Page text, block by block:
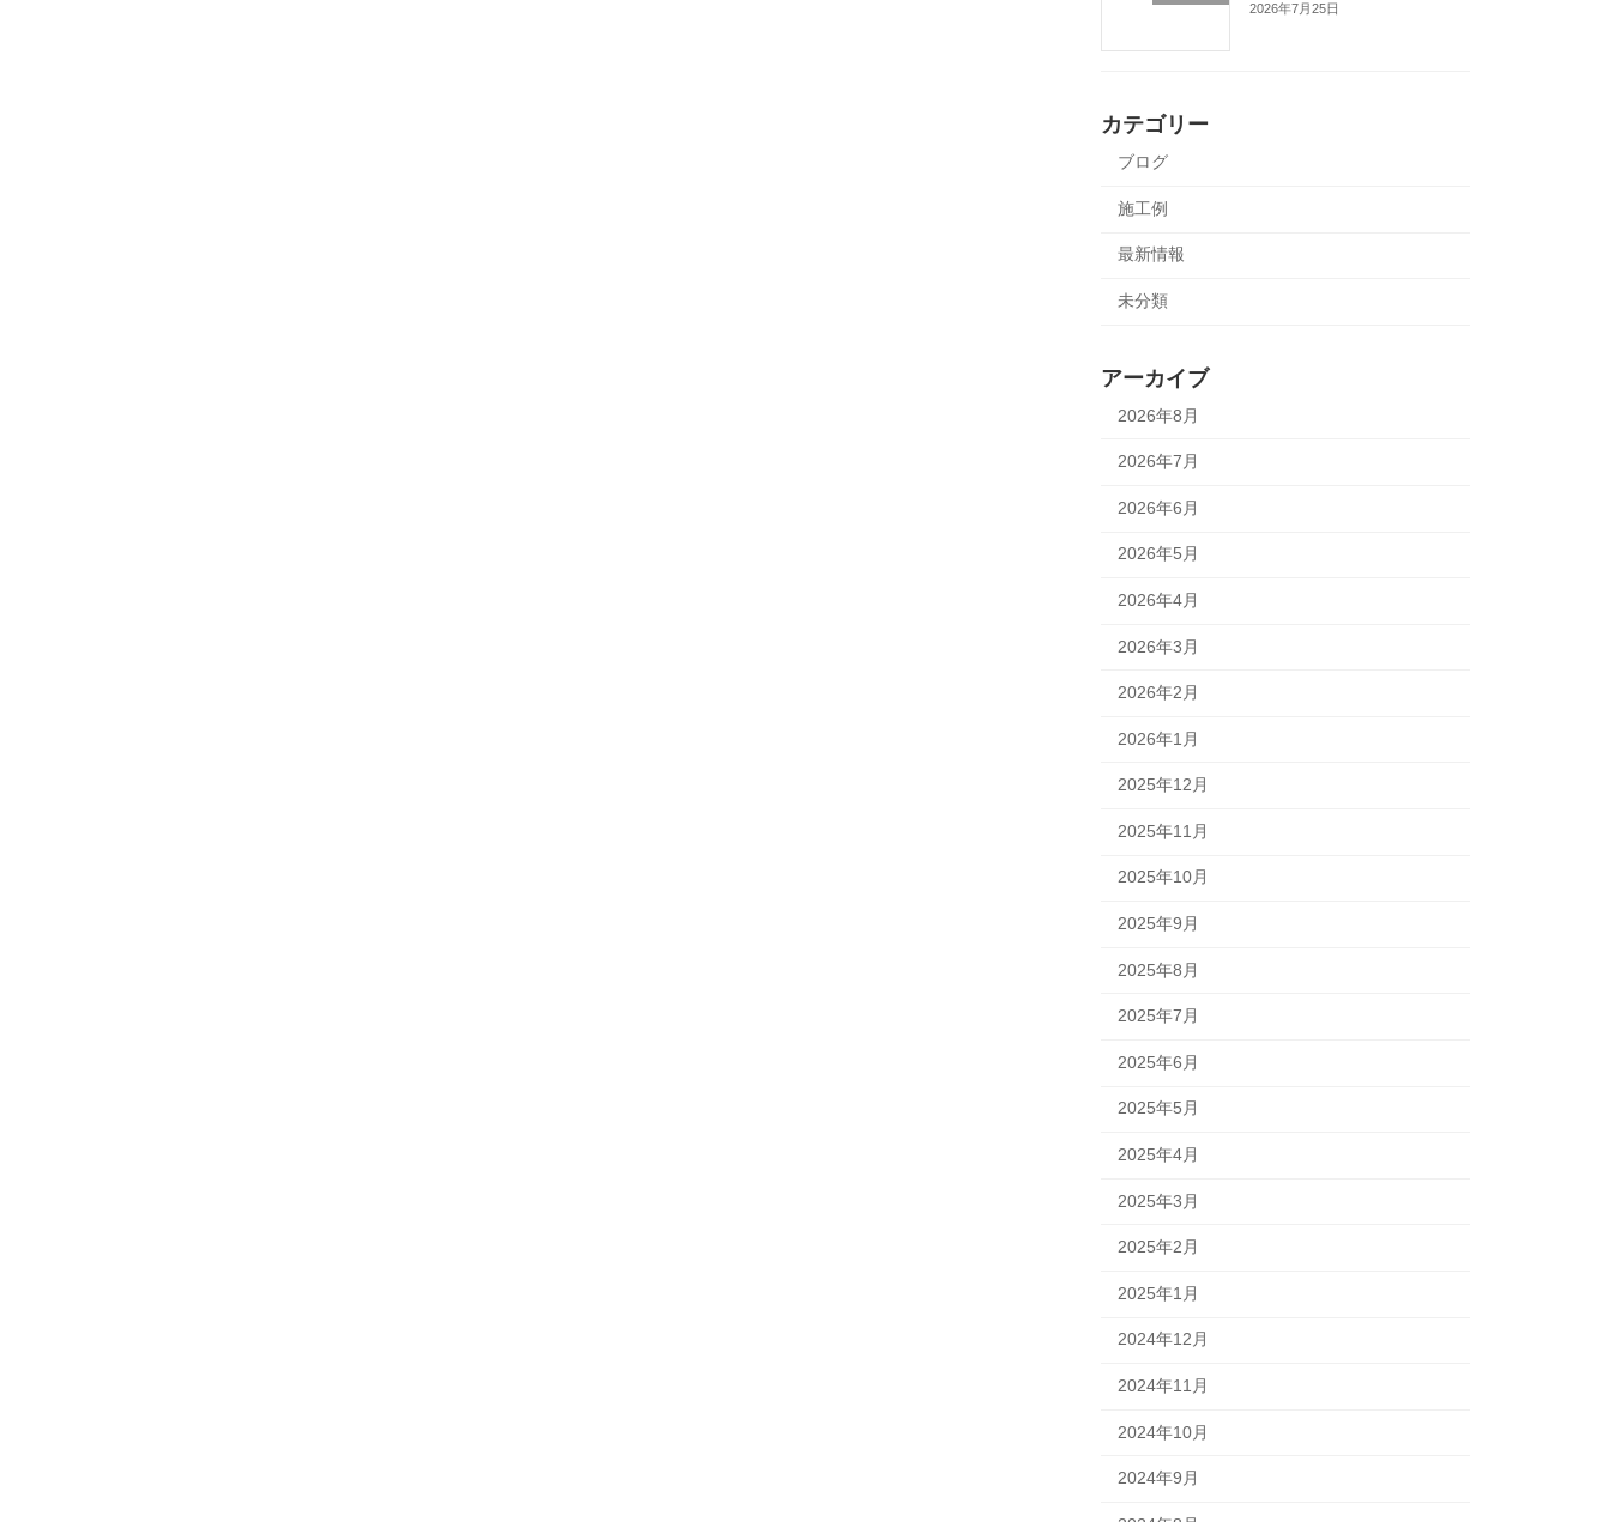
2026年7月25日
カテゴリー
ブログ
施工例
最新情報
未分類
アーカイブ
2026年8月
2026年7月
2026年6月
2026年5月
2026年4月
2026年3月
2026年2月
2026年1月
2025年12月
2025年11月
2025年10月
2025年9月
2025年8月
2025年7月
2025年6月
2025年5月
2025年4月
2025年3月
2025年2月
2025年1月
2024年12月
2024年11月
2024年10月
2024年9月